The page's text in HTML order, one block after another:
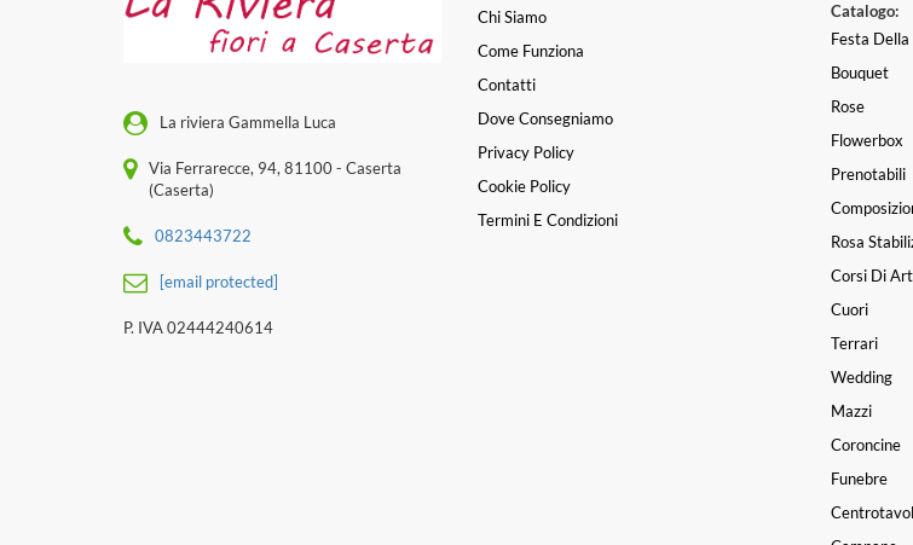
La riviera Gammella Luca
Via Ferrarecce, 94, 81100 - Caserta
(Caserta)
0823443722
[email protected]
P. IVA 02444240614
Chi Siamo
Come Funziona
Contatti
Dove Consegniamo
Privacy Policy
Cookie Policy
Termini E Condizioni
Catalogo:
Festa
Bouquet
Rose
Flowerbox
Prenotabili
Rosa
Corsi Di
Cuori
Terrari
Wedding
Mazzi
Coroncine
Funebre